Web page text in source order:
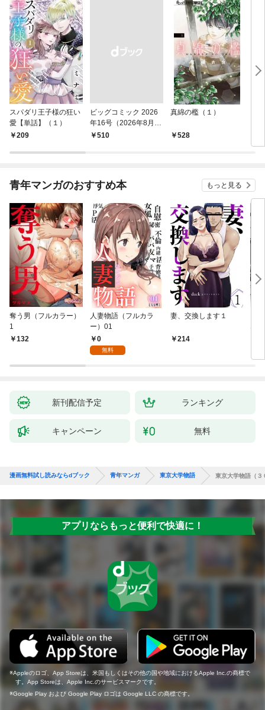
スパダリ王子様の狂い
愛【単話】（１）
209
ビッグコミック 2026
年16号（2026年8月7
日発売）
￥510
真綿の檻（１）
528
青年マンガのおすすめ本 もっと見る
奪う男（フルカラー）
1
132
人妻物語（フルカラ
ー）01
0
無料
妻、交換します１
214
な
新刊配信予定 ランキング
キャンペーン 無料
漫画無料試し読みならdブック 青年マンガ 東京大学物語 東京大学物語（３
アプリならもっと便利で快適に！
Appleのロゴ、App Storeは、米国もしくはその他の国や地域におけるApple Inc.の商標で
す。App Storeは、Apple Inc.のサービスマークです。
Google Play および Google Play ロゴは Google LLC の商標です。